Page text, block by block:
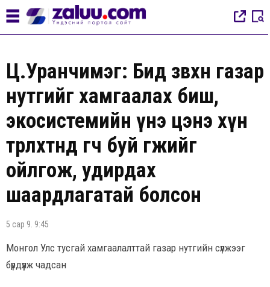
Ц.Уранчимэг: Бид зөвхөн газар
нутгийг хамгаалах биш,
экосистемийн үнэ цэнэ хүн
төрөлхтөнд өгч буй өгөөжийг
ойлгож, удирдах
шаардлагатай болсон
5 сар 9. 9:45
Монгол Улс тусгай хамгаалалттай газар нутгийн сүлжээг
бүрдүүлж чадсан